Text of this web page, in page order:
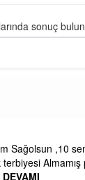
sonuç
Sağolsun ,10
Almamış